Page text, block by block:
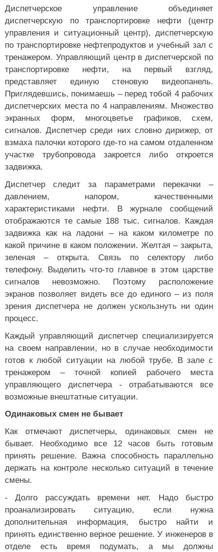
Диспетчерское управление объединяет
диспетчерскую по транспортировке нефти (центр
управления и ситуационный центр), диспетчерскую
по транспортировке нефтепродуктов и учебный зал с
тренажером. Управляющий центр в диспетчерской по
транспортировке нефти, на первый взгляд,
представляет единую стеновую видеопанель.
Приглядевшись, понимаешь – перед тобой 4 рабочих
диспетчерских места по 4 направлениям. Множество
экранных форм, многоцветье графиков, схем,
сигналов. Диспетчер среди них словно дирижер, от
взмаха палочки которого где-то на самом отдаленном
участке трубопровода закроется либо откроется
задвижка.
Диспетчер следит за параметрами перекачки –
давлением, напором, качественными
характеристиками нефти. В журнале сообщений
отображаются те самые 188 тыс. сигналов. Каждая
задвижка как на ладони – на каком километре по
какой причине в каком положении. Желтая – закрыта,
зеленая – открыта. Связь по селектору либо
телефону. Выделить что-то главное в этом царстве
сигналов невозможно. Поэтому расположение
экранов позволяет видеть все до единого – из поля
зрения диспетчера не должен ускользнуть ни один
процесс.
Каждый управляющий диспетчер специализируется
на своем направлении, но в случае необходимости
готов к любой ситуации на любой трубе. В зале с
тренажером – точной копией рабочего места
управляющего диспетчера - отрабатываются все
возможные внештатные ситуации.
Одинаковых смен не бывает
Как отмечают диспетчеры, одинаковых смен не
бывает. Необходимо все 12 часов быть готовым
принять решение. Важна способность параллельно
держать на контроле несколько ситуаций в течение
смены.
- Долго рассуждать времени нет. Надо быстро
проанализировать ситуацию, если нужна
дополнительная информация, быстро найти и
принять единственно верное решение. У инженеров в
отделе есть время подумать, а мы должны